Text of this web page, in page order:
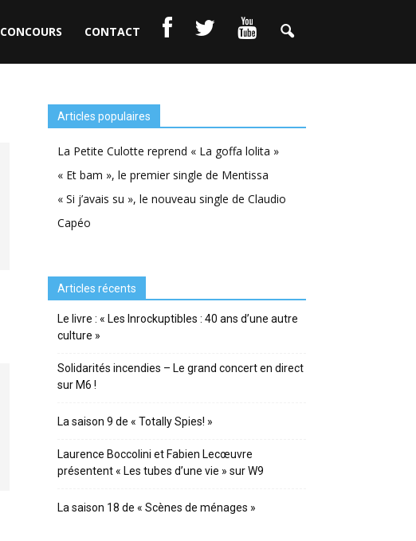
CONCOURS CONTACT
Articles populaires
La Petite Culotte reprend « La goffa lolita »
« Et bam », le premier single de Mentissa
« Si j’avais su », le nouveau single de Claudio
Capéo
Articles récents
Le livre : « Les Inrockuptibles : 40 ans d’une autre
culture »
Solidarités incendies – Le grand concert en direct
sur M6 !
La saison 9 de « Totally Spies! »
Laurence Boccolini et Fabien Lecœuvre
présentent « Les tubes d’une vie » sur W9
La saison 18 de « Scènes de ménages »